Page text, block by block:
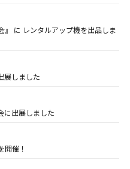
』 に レンタルアップ機を出品しま
展しました
に出展しました
催！